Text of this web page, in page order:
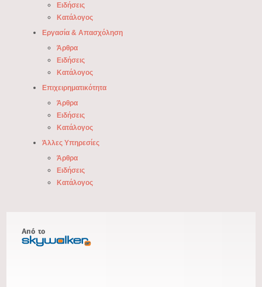
Ειδήσεις
Κατάλογος
Εργασία & Απασχόληση
Άρθρα
Ειδήσεις
Κατάλογος
Επιχειρηματικότητα
Άρθρα
Ειδήσεις
Κατάλογος
Άλλες Υπηρεσίες
Άρθρα
Ειδήσεις
Κατάλογος